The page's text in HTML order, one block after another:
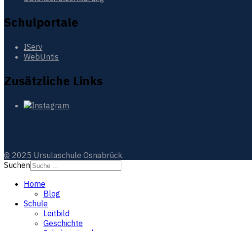
Schulportale
IServ
WebUntis
Zusätzliche Links
© 2025 Ursulaschule Osnabrück.
Suchen
Home
Blog
Schule
Leitbild
Geschichte